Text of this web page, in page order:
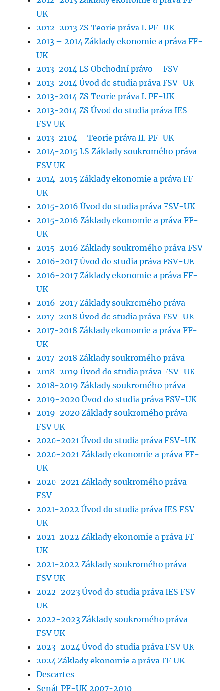
UK
2012-2013 ZS Teorie práva I. PF-UK
2013 – 2014 Základy ekonomie a práva FF-
UK
2013-2014 LS Obchodní právo – FSV
2013-2014 Úvod do studia práva FSV-UK
2013-2014 ZS Teorie práva I. PF-UK
2013-2014 ZS Úvod do studia práva IES
FSV UK
2013-2104 – Teorie práva II. PF-UK
2014-2015 LS Základy soukromého práva
FSV UK
2014-2015 Základy ekonomie a práva FF-
UK
2015-2016 Úvod do studia práva FSV-UK
2015-2016 Základy ekonomie a práva FF-
UK
2015-2016 Základy soukromého práva FSV
2016-2017 Úvod do studia práva FSV-UK
2016-2017 Základy ekonomie a práva FF-
UK
2016-2017 Základy soukromého práva
2017-2018 Úvod do studia práva FSV-UK
2017-2018 Základy ekonomie a práva FF-
UK
2017-2018 Základy soukromého práva
2018-2019 Úvod do studia práva FSV-UK
2018-2019 Základy soukromého práva
2019-2020 Úvod do studia práva FSV-UK
2019-2020 Základy soukromého práva
FSV UK
2020-2021 Úvod do studia práva FSV-UK
2020-2021 Základy ekonomie a práva FF-
UK
2020-2021 Základy soukromého práva
FSV
2021-2022 Úvod do studia práva IES FSV
UK
2021-2022 Základy ekonomie a práva FF
UK
2021-2022 Základy soukromého práva
FSV UK
2022-2023 Úvod do studia práva IES FSV
UK
2022-2023 Základy soukromého práva
FSV UK
2023-2024 Úvod do studia práva FSV UK
2024 Základy ekonomie a práva FF UK
Descartes
Senát PF-UK 2007-2010